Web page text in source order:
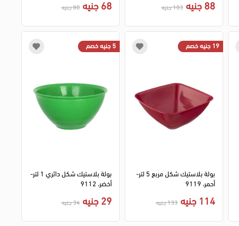
88 جنيه 103 جنيه 68 جنيه 80 جنيه
19 جنيه خصم
بولة بلاستيك شكل مربع 5 لتر-
أحمر، 9119
114 جنيه 133 جنيه
5 جنيه خصم
بولة بلاستيك شكل دائري 1 لتر-
أخضر، 9112
29 جنيه 34 جنيه